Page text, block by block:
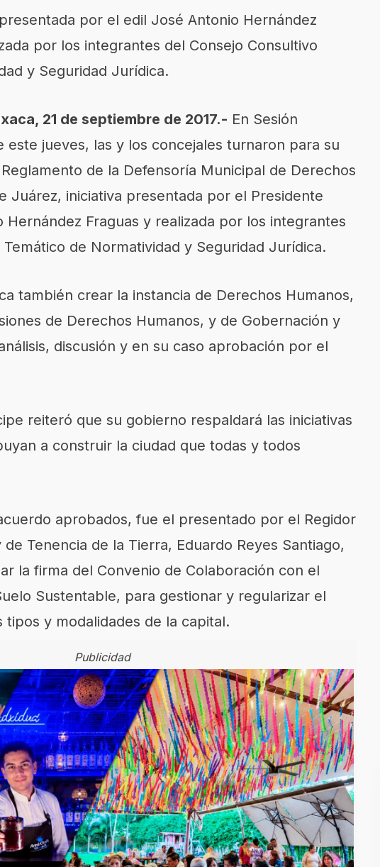
por el edil José Antonio Hernández
por los integrantes del Consejo Consultivo
y Seguridad Jurídica.
21 de septiembre de 2017.- En Sesión
este jueves, las y los concejales turnaron para su
de la Defensoría Municipal de Derechos
Juárez, iniciativa presentada por el Presidente
Hernández Fraguas y realizada por los integrantes
de Normatividad y Seguridad Jurídica.
también crear la instancia de Derechos Humanos,
de Derechos Humanos, y de Gobernación y
discusión y en su caso aprobación por el
reiteró que su gobierno respaldará las iniciativas
a construir la ciudad que todas y todos
aprobados, fue el presentado por el Regidor
Tenencia de la Tierra, Eduardo Reyes Santiago,
la firma del Convenio de Colaboración con el
Sustentable, para gestionar y regularizar el
y modalidades de la capital.
Publicidad